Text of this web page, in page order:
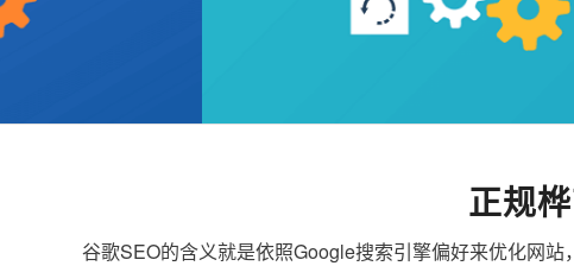
正规
谷歌SEO的含义就是依照Google搜索引擎偏好来优化网